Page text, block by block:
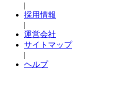
|
採用情報
|
運営会社
サイトマップ
|
ヘルプ